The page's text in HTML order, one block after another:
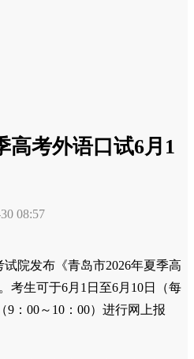
高考外语口试6月1
08:57
院发布《青岛市2026年夏季高
考生可于6月1日至6月10日（每
9：00～10：00）进行网上报